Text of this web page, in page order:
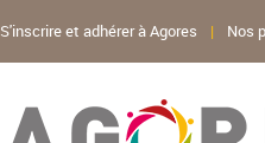
S'inscrire et adhérer à Agores | Nos